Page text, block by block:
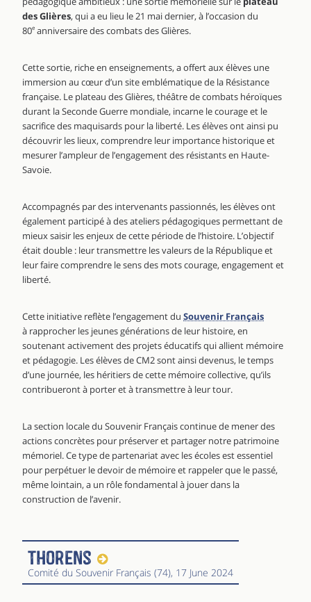
des Glières, qui a eu lieu le 21 mai dernier, à l’occasion du
80e anniversaire des combats des Glières.
Cette sortie, riche en enseignements, a offert aux élèves une
immersion au cœur d’un site emblématique de la Résistance
française. Le plateau des Glières, théâtre de combats héroïques
durant la Seconde Guerre mondiale, incarne le courage et le
sacrifice des maquisards pour la liberté. Les élèves ont ainsi pu
découvrir les lieux, comprendre leur importance historique et
mesurer l’ampleur de l’engagement des résistants en Haute-
Savoie.
Accompagnés par des intervenants passionnés, les élèves ont
également participé à des ateliers pédagogiques permettant de
mieux saisir les enjeux de cette période de l’histoire. L’objectif
était double : leur transmettre les valeurs de la République et
leur faire comprendre le sens des mots courage, engagement et
liberté.
Cette initiative reflète l’engagement du Souvenir Français
à rapprocher les jeunes générations de leur histoire, en
soutenant activement des projets éducatifs qui allient mémoire
et pédagogie. Les élèves de CM2 sont ainsi devenus, le temps
d’une journée, les héritiers de cette mémoire collective, qu’ils
contribueront à porter et à transmettre à leur tour.
La section locale du Souvenir Français continue de mener des
actions concrètes pour préserver et partager notre patrimoine
mémoriel. Ce type de partenariat avec les écoles est essentiel
pour perpétuer le devoir de mémoire et rappeler que le passé,
même lointain, a un rôle fondamental à jouer dans la
construction de l’avenir.
Thorens
Comité du Souvenir Français (74), 17 June 2024